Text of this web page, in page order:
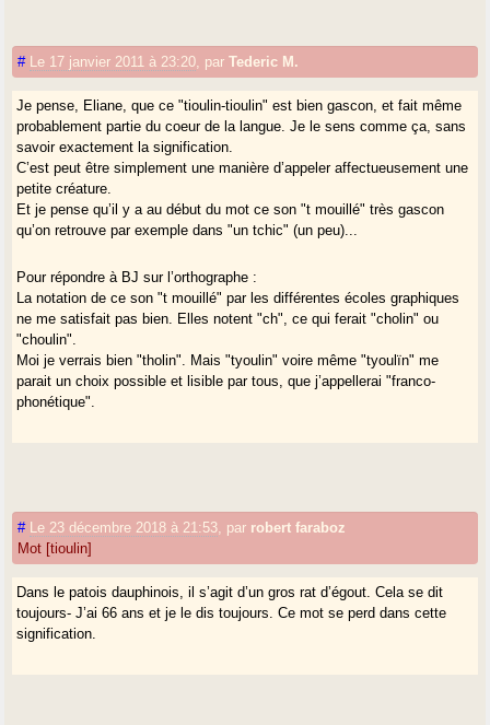
# Le 17 janvier 2011 à 23:20 parTederic M.
Je pense, Eliane, que ce "tioulin-tioulin" est bien gascon, et fait même
probablement partie du coeur de la langue. Je le sens comme ça, sans
savoir exactement la signification.
C’est peut être simplement une manière d’appeler affectueusement une
petite créature.
Et je pense qu’il y a au début du mot ce son "t mouillé" très gascon
qu’on retrouve par exemple dans "un tchic" (un peu)...
Pour répondre à BJ sur l’orthographe :
La notation de ce son "t mouillé" par les différentes écoles graphiques
ne me satisfait pas bien. Elles notent "ch", ce qui ferait "cholin" ou
"choulin".
Moi je verrais bien "tholin". Mais "tyoulin" voire même "tyoulïn" me
parait un choix possible et lisible par tous, que j’appellerai "franco-
phonétique".
# Le 23 décembre 2018 à 21:53 par robert faraboz
Mot [tioulin]
Dans le patois dauphinois, il s’agit d’un gros rat d’égout. Cela se dit
toujours- J’ai 66 ans et je le dis toujours. Ce mot se perd dans cette
signification.